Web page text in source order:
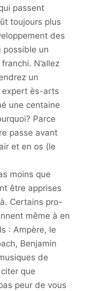
passent
toujours plus
des
possible un
N’allez
un
expert ès-arts
une centaine
Parce
passe avant
et en os (le
moins que
être apprises
Certains pro-
même à en
: Ampère, le
Benjamin
de
que
peur de vous